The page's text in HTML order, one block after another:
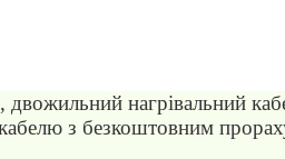
двожильний нагрівальний
з безкоштовним